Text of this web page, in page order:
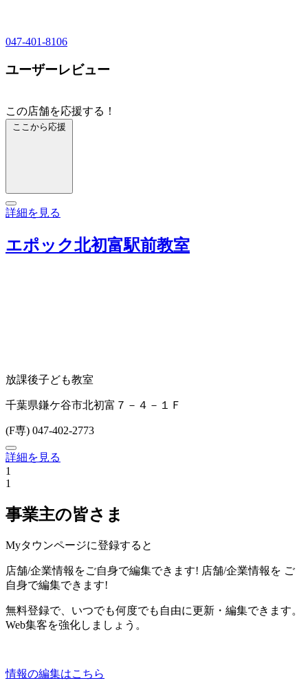
047-401-8106
ユーザーレビュー
この店舗を応援する！
ここから応援
詳細を見る
エポック北初富駅前教室
放課後子ども教室
千葉県鎌ケ谷市北初富７－４－１Ｆ
(F専) 047-402-2773
詳細を見る
1
1
事業主の皆さま
Myタウンページに登録すると
店舗/企業情報をご自身で編集できます! 店舗/企業情報を ご
自身で編集できます!
無料登録で、いつでも何度でも自由に更新・編集できます。
Web集客を強化しましょう。
情報の編集はこちら